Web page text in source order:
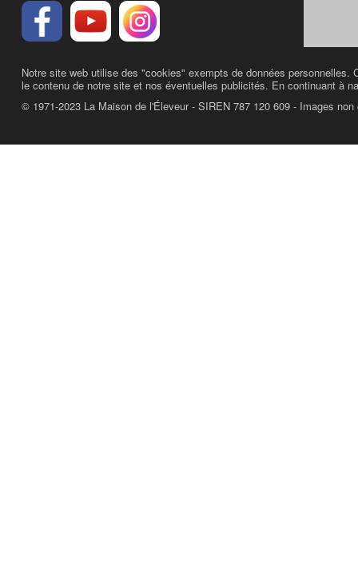
Notre site web utilise des "cookies" exempts de données
le contenu de notre site et nos éventuelles publicités. En continuant à
© 1971-2023 La Maison de l'Éleveur - SIREN 787 120 609 - Images